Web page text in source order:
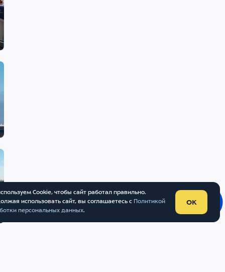
Cookie, чтобы сайт работал правильно.
использовать сайт, вы соглашаетесь с
Политикой
персональных данных.
OK